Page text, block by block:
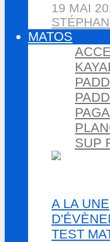
19 MAI
MATOS
SUP
A LA UNE
TEST